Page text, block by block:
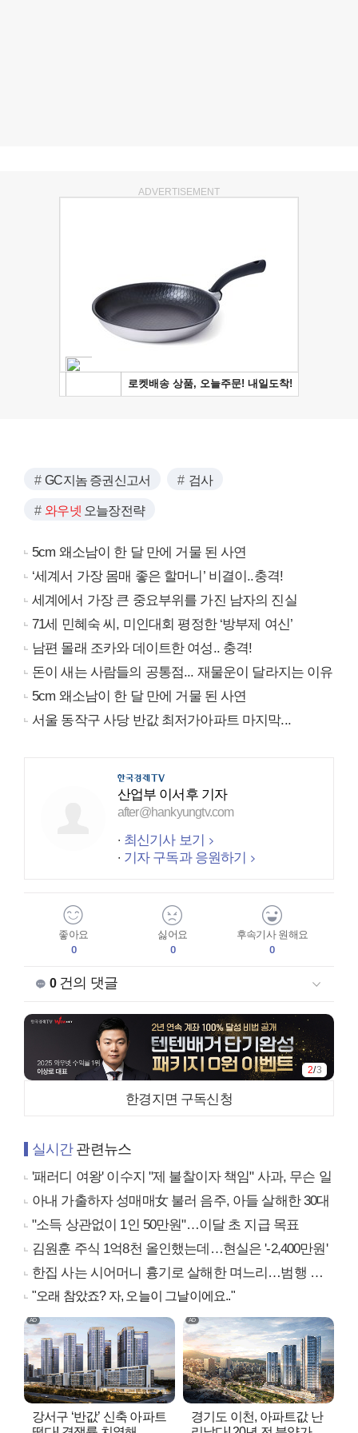
ADVERTISEMENT
GC지놈 증권신고서 검사
와우넷 오늘장전략
5cm 왜소남이 한 달 만에 거물 된 사연
‘세계서 가장 몸매 좋은 할머니’ 비결이..충격!
세계에서 가장 큰 중요부위를 가진 남자의 진실
71세 민혜숙 씨, 미인대회 평정한 ‘방부제 여신’
남편 몰래 조카와 데이트한 여성.. 충격!
돈이 새는 사람들의 공통점... 재물운이 달라지는 이유
5cm 왜소남이 한 달 만에 거물 된 사연
서울 동작구 사당 반값 최저가아파트 마지막...
산업부 이서후 기자
after@hankyungtv.com
최신기사 보기
기자 구독과 응원하기
좋아요
0
싫어요
0
후속기사 원해요
0
0건의 댓글
2/3
한경지면 구독신청
실시간관련뉴스
'패러디 여왕' 이수지 "제 불찰이자 책임" 사과, 무슨 일
아내 가출하자 성매매女 불러 음주, 아들 살해한 30대
"소득 상관없이 1인 50만원"…이달 초 지급 목표
김원훈 주식 1억8천 올인했는데…현실은 '-2,400만원'
한집 사는 시어머니 흉기로 살해한 며느리…범행 동기는
"오래 참았죠? 자, 오늘이 그날이에요.."
강서구 ‘반값’ 신축 아파트
경기도 이천, 아파트값 난